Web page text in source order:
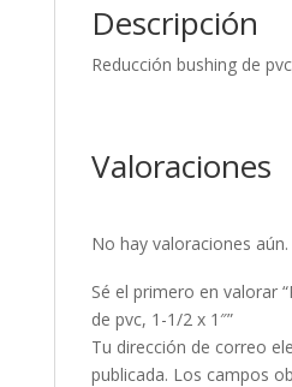
Descripción
Reducción bushing de
Valoraciones
No hay valoraciones aún.
Sé el primero en valorar
de pvc, 1-1/2 x 1″”
Tu dirección de correo
publicada. Los campos